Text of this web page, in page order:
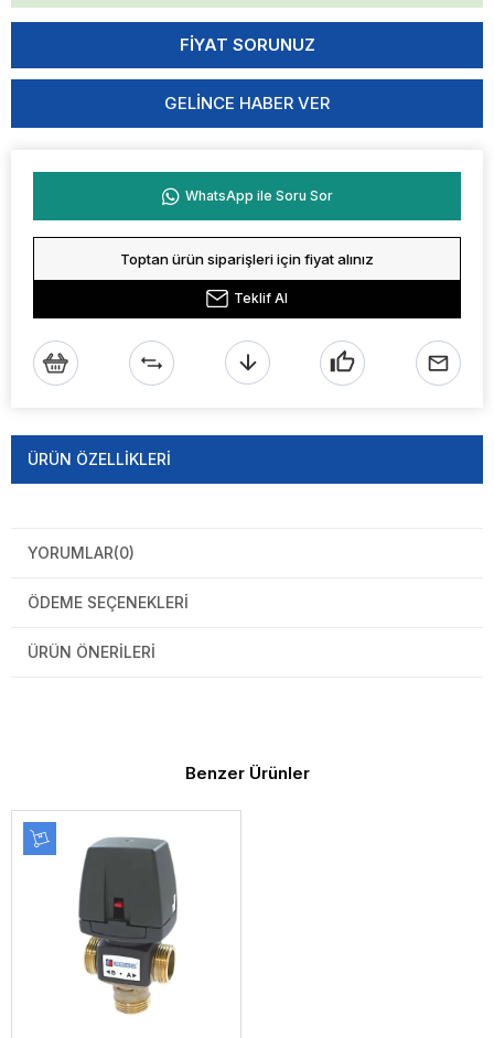
GELINCE HABER VER
WhatsApp ile Soru Sor
Toptan ürün siparişleri için fiyat alınız
Teklif Al
ÜRÜN ÖZELLIKLERI
YORUMLAR(0)
ÖDEME SEÇENEKLERI
ÜRÜN ÖNERILERI
Benzer Ürünler